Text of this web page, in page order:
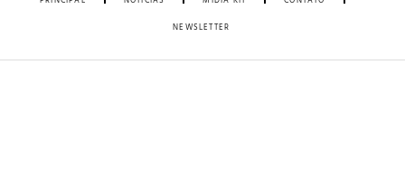
NEWSLETTER